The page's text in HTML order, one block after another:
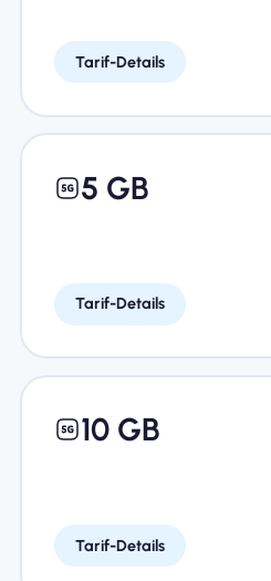
Tarif-Details
5 GB
Tarif-Details
10 GB
Tarif-Details